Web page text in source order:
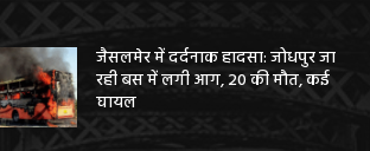
जैसलमेर में दर्दनाक हादसा: जोधपुर जा
रही बस में लगी आग, 20 की मौत, कई
घायल